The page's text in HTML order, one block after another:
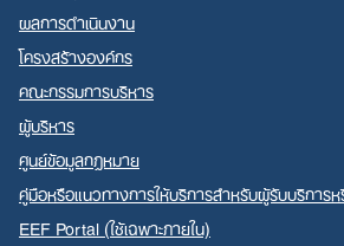
ผลการดำเนินงาน
โครงสร้างองค์กร
คณะกรรมการบริหาร
ผู้บริหาร
ศูนย์ข้อมูลกฎหมาย
คู่มือหรือแนวทางการให้บริการสำหรับผู้รับบริกา
EEF Portal (ใช้เฉพาะภายใน)